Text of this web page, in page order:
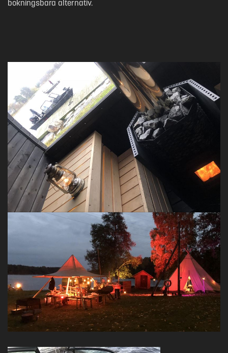
bokningsbara alternativ.